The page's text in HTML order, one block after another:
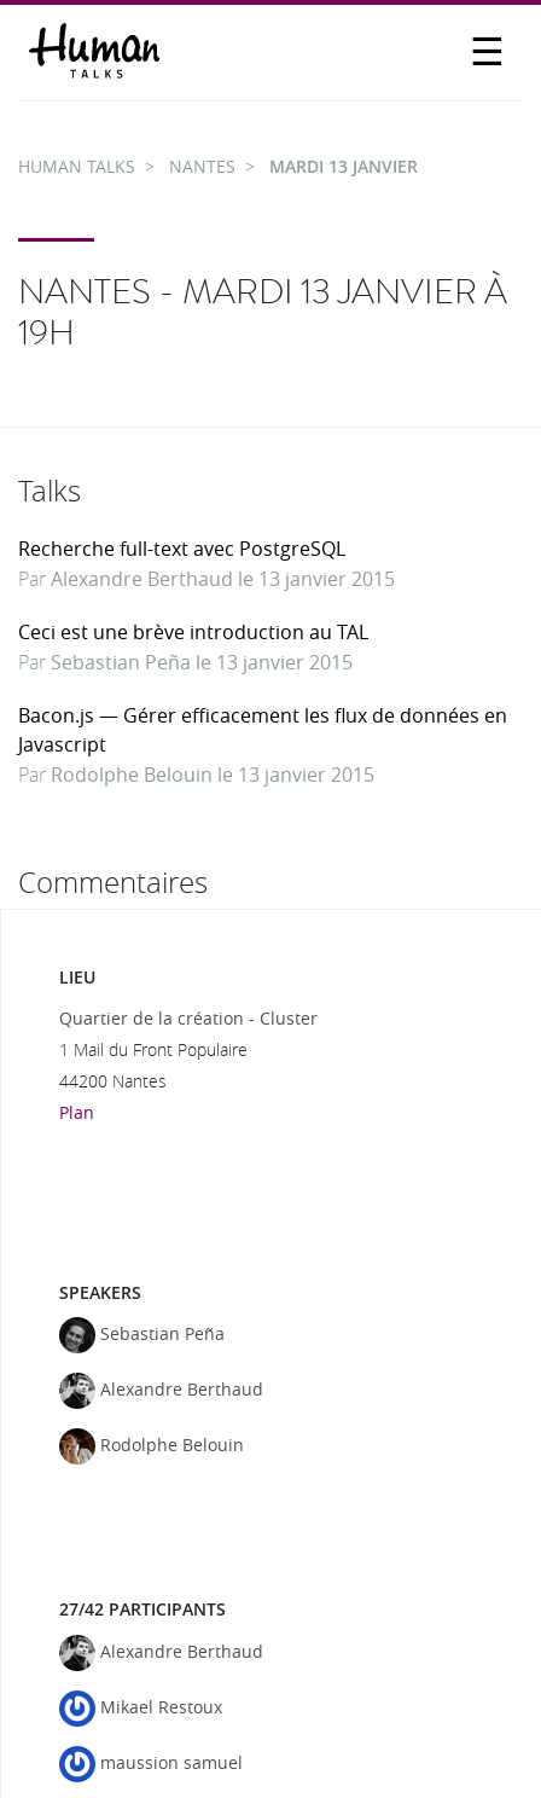
☰
PARTICIPER
HUMAN TALKS NANTES MARDI 13 JANVIER
NANTES - MARDI 13 JANVIER À
19H
Talks
Recherche full-text avec PostgreSQL
ParAlexandre Berthaud le 13 janvier 2015
Ceci est une brève introduction au TAL
Par Sebastian Peña le 13 janvier 2015
Bacon.js — Gérer efficacement les flux de données en
Javascript
Par Rodolphe Belouin le 13 janvier 2015
Commentaires
LIEU
Quartier de la création - Cluster
1 Mail du Front Populaire
44200 Nantes
Plan
SPEAKERS
Sebastian Peña
Alexandre Berthaud
Rodolphe Belouin
27/42 PARTICIPANTS
Alexandre Berthaud
Mikael Restoux
maussion samuel